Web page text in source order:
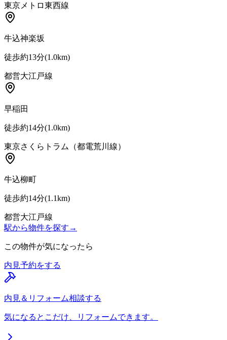
東京メトロ東西線
牛込神楽坂
徒歩約13分(1.0km)
都営大江戸線
早稲田
徒歩約14分(1.0km)
東京さくらトラム（都電荒川線）
牛込柳町
徒歩約14分(1.1km)
都営大江戸線
駅から物件を探す →
この物件が気になったら
内見予約をする
内見＆リフォーム相談する
気になるとこだけ、リフォームできます。